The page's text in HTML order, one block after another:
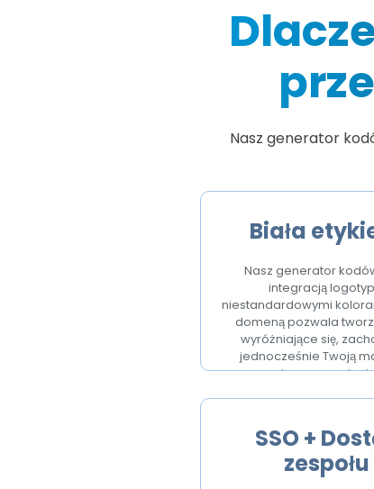
Nasz generator
Biała
Nasz generator
integracją
niestandardowymi
domeną pozwala
wyróżniające się,
jednocześnie Twoją
pierwszym
SSO +
zespołu